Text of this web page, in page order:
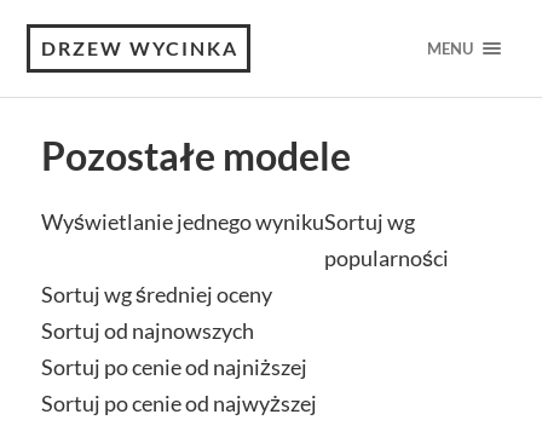
DRZEW WYCINKA MENU
Pozostałe modele
Wyświetlanie jednego wynikuSortuj wg
popularności
Sortuj wg średniej oceny
Sortuj od najnowszych
Sortuj po cenie od najniższej
Sortuj po cenie od najwyższej